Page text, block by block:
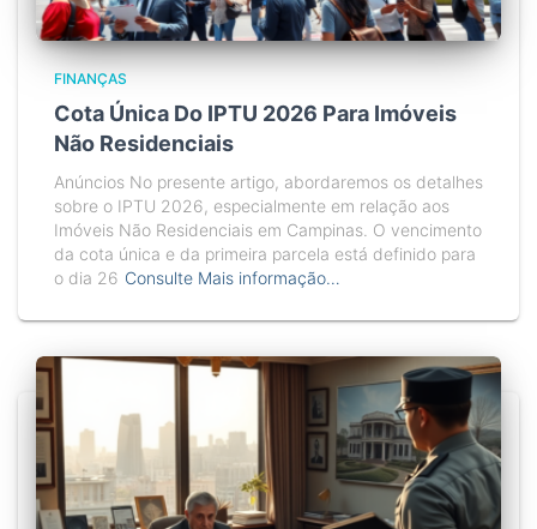
FINANÇAS
Cota Única Do IPTU 2026 Para Imóveis
Não Residenciais
Anúncios No presente artigo, abordaremos os detalhes
sobre o IPTU 2026, especialmente em relação aos
Imóveis Não Residenciais em Campinas. O vencimento
da cota única e da primeira parcela está definido para
o dia 26 Consulte Mais informação…